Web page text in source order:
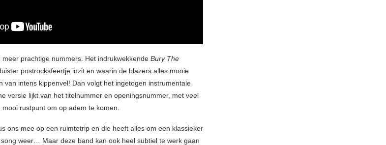
prachtige nummers. Het indrukwekkende Bury The
postrocksfeertje inzit en waarin de blazers alles mooie
van intens kippenvel! Dan volgt het ingetogen instrumentale
versie lijkt van het titelnummer en openingsnummer, met veel
rustpunt om op adem te komen.
ons mee op een ruimtetrip en die heeft alles om een klassieker
weer… Maar deze band kan ook heel subtiel te werk gaan